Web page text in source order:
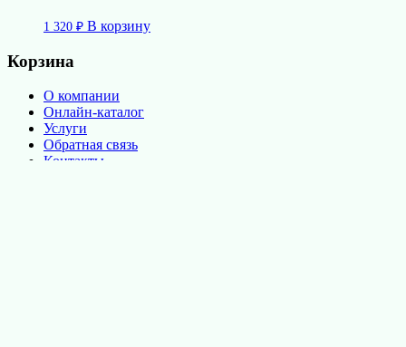
1 320 ₽ В корзину
Корзина
О компании
Онлайн-каталог
Услуги
Обратная связь
Контакты